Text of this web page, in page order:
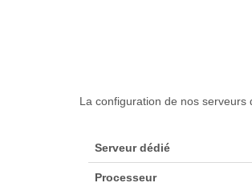
La configuration de nos serveurs
Serveur dédié
Processeur